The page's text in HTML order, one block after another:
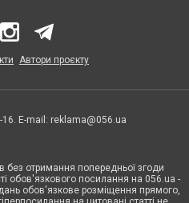
Автори проєкту
E-mail: reklama@056.ua
без отримання попередньої згоди
обов'язкового посилання на 056.ua -
обов'язкове розміщення прямого,